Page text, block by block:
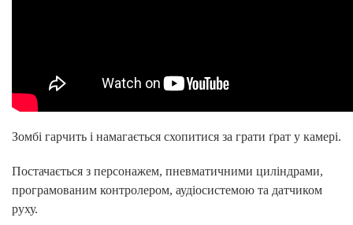
Зомбі гарчить і намагається схопитися за грати ґрат у камері.
Постачається з персонажем, пневматичними циліндрами,
програмованим контролером, аудіосистемою та датчиком
руху.